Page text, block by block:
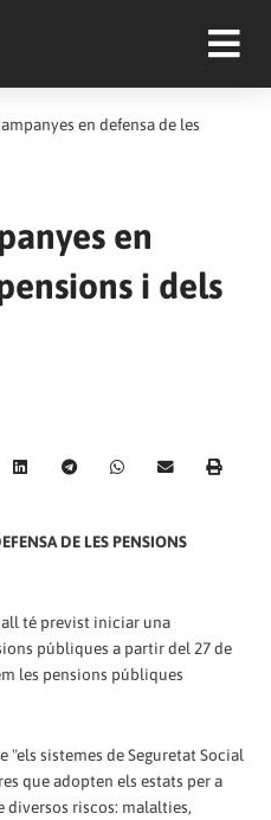
en defensa de les
en
i dels
DE LES PENSIONS
té previst iniciar una
públiques a partir del 27 de
les pensions públiques
"els sistemes de Seguretat Social
que adopten els estats per a
diversos riscos: malalties,